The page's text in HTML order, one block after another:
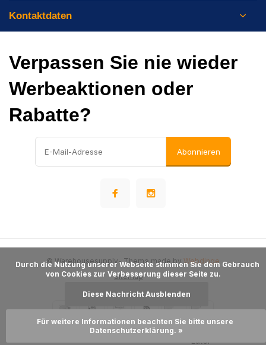
Kontaktdaten
Verpassen Sie nie wieder
Werbeaktionen oder
Rabatte?
Abonnieren
Sitemap
© Warehousesupply- Theme made by Webdinge
von Cookies zur Verbesserung dieser Seite zu.
Diese Nachricht Ausblenden
Für weitere Informationen beachten Sie bitte unsere
Datenschutzerklärung. »